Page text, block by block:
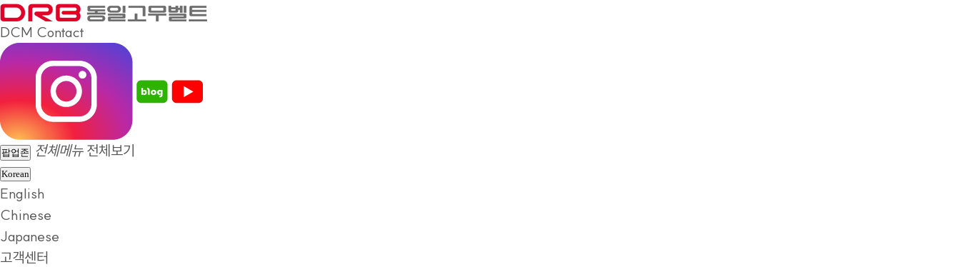
DCM Contact
팝업존 전체메뉴 전체보기
Korean
English
Chinese
Japanese
고객센터